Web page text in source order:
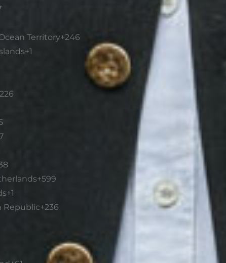
Territory+246
+1
+599
+1
Republic+236